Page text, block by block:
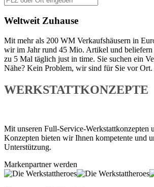
Weltweit Zuhause
Mit mehr als 200 WM Verkaufshäusern in
wir im Jahr rund 45 Mio. Artikel und beliefern
zu 5 Mal täglich just in time. Sie suchen ein
Nähe? Kein Problem, wir sind für Sie vor Ort.
WERKSTATTKONZEPTE
Mit unseren Full-Service-Werkstattkonzepten
Konzepten bieten wir Ihnen kompetente und
Unterstützung.
Markenpartner werden